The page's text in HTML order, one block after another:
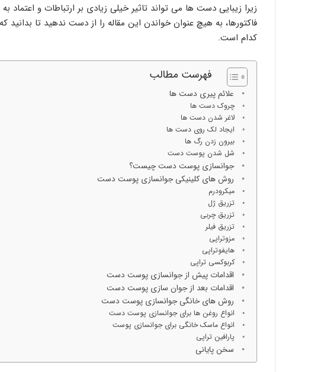
زیرا زیبایی دست ها می تواند تاثیر خیلی زیادی بر ارتباطات و
فاکتورها، به هیچ عنوان خواندن این مقاله را از دست ندهید تا بدانید
کدام است.
فهرست مطالب
علائم پیری دست ها
چروک دست ها
لاغر شدن دست ها
ایجاد لک روی دست ها
بیرون زدن رگ ها
شل شدن پوست دست
جوانسازی پوست دست چیست؟
روش های کلینیکی جوانسازی پوست دست
میکرودرم
تزریق ژل
تزریق چربی
تزریق فیلر
مزوتراپی
هایفوتراپی
کربوکسی تراپی
اقدامات پیش از جوانسازی پوست دست
اقدامات بعد از جوان سازی پوست دست
روش های خانگی جوانسازی پوست دست
انواع روغن ها برای جوانسازی پوست دست
انواع ماسک خانگی برای جوانسازی پوست
پارافین تراپی
سخن پایانی